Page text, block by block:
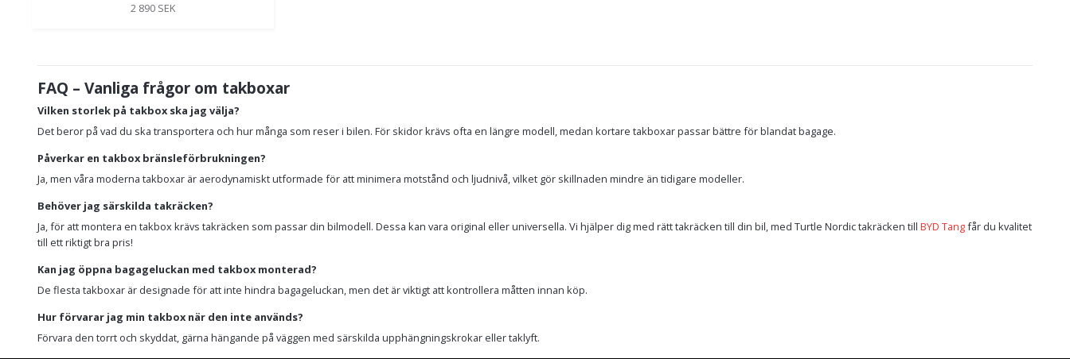
2 890 SEK
FAQ – Vanliga frågor om takboxar
Vilken storlek på takbox ska jag välja?
Det beror på vad du ska transportera och hur många som reser i bilen. För skidor krävs ofta en längre modell, medan kortare takboxar passar bättre för blandat bagage.
Påverkar en takbox bränsleförbrukningen?
Ja, men våra moderna takboxar är aerodynamiskt utformade för att minimera motstånd och ljudnivå, vilket gör skillnaden mindre än tidigare modeller.
Behöver jag särskilda takräcken?
Ja, för att montera en takbox krävs takräcken som passar din bilmodell. Dessa kan vara original eller universella. Vi hjälper dig med rätt takräcken till din bil, med Turtle Nordic takräcken till BYD Tangfår du kvalitet
till ett riktigt bra pris!
Kan jag öppna bagageluckan med takbox monterad?
De flesta takboxar är designade för att inte hindra bagageluckan, men det är viktigt att kontrollera måtten innan köp.
Hur förvarar jag min takbox när den inte används?
Förvara den torrt och skyddat, gärna hängande på väggen med särskilda upphängningskrokar eller taklyft.